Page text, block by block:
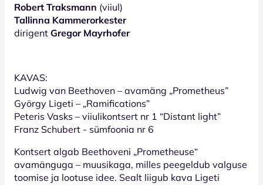
Robert Traksmann (viiul)
Tallinna Kammerorkester
dirigent Gregor Mayrhofer
KAVAS:
Ludwig van Beethoven – avamäng „Prometheus”
György Ligeti – „Ramifications”
Peteris Vasks – viiulikontsert nr 1 “Distant light”
Franz Schubert - sümfoonia nr 6
Kontsert algab Beethoveni „Prometheuse“
avamänguga – muusikaga, milles peegeldub valguse
toomise ja lootuse idee. Sealt liigub kava Ligeti